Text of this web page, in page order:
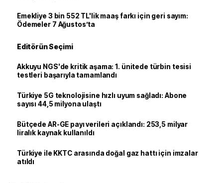
Emekliye 3 bin 552 TL'lik maaş farkı için geri sayım:
Ödemeler 7 Ağustos’ta
Editörün Seçimi
Akkuyu NGS'de kritik aşama: 1. ünitede türbin tesisi
testleri başarıyla tamamlandı
Türkiye 5G teknolojisine hızlı uyum sağladı: Abone
sayısı 44,5 milyona ulaştı
Bütçede AR-GE payı verileri açıklandı: 253,5 milyar
liralık kaynak kullanıldı
Türkiye ile KKTC arasında doğal gaz hattı için imzalar
atıldı